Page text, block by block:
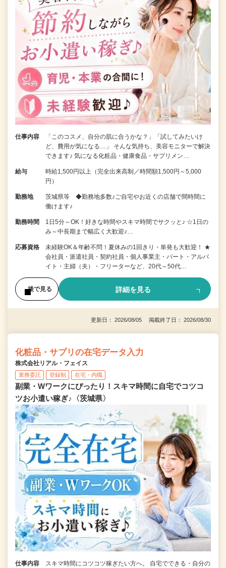
仕事内容
「このコスメ、自分の肌に合うかな？」「試してみたいけ
ど、費用が気になる…」 そんな気持ち、美容モニターで解決
できます♪ 気になる化粧品・健康食品・サプリメン…
給与
時給1,500円以上（完全出来高制／時間額1,500円～5,000
円）
勤務地
茨城県等 ◆勤務地多数♪ご自宅やお近くの店舗で間時間に
働けます♪
勤務時間
1日5分～OK！好きな時間やスキマ時間でサクッと♪ ☆1日の
み～中長期まで幅広く大歓迎♪…
応募資格
未経験OK＆年齢不問！夏休みの1回きり・単発も大歓迎！ ★
会社員・派遣社員・契約社員・個人事業主・パート・アルバ
イト・主婦（夫）・フリーターなど、20代～50代…
後で見る 詳細を見る
更新日： 2026/08/05 掲載終了日： 2026/08/30
化粧品・サプリの在宅データ入力
株式会社リアル・フェイス
業務委託 登録制 在宅・内職
副業・Wワークにぴったり！スキマ時間に自宅でコツコ
ツお小遣い稼ぎ♪〈茨城県〉
仕事内容
スキマ時間にコツコツ稼ぎたい方へ。 自宅でできる・自分の